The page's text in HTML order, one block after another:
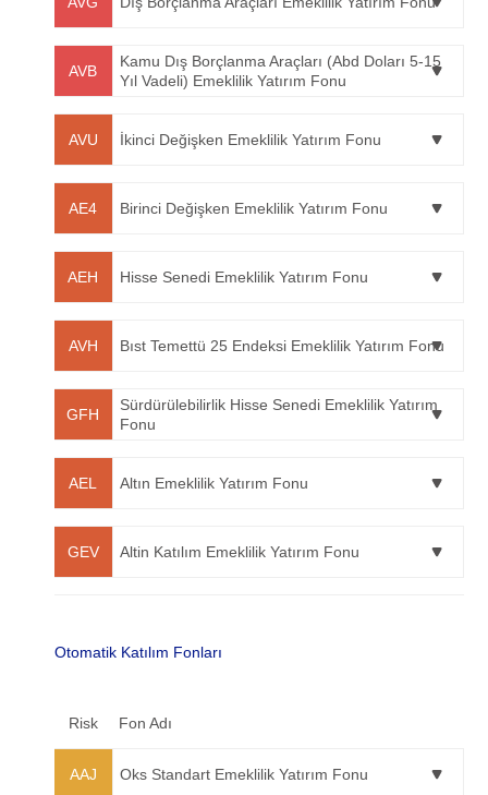
AVB
Kamu Dış Borçlanma Araçları (Abd Doları 5-15
Yıl Vadeli) Emeklilik Yatırım Fonu
AVU İkinci Değişken Emeklilik Yatırım Fonu
AE4 Birinci Değişken Emeklilik Yatırım Fonu
AEH Hisse Senedi Emeklilik Yatırım Fonu
AVH Bıst Temettü 25 Endeksi Emeklilik Yatırım Fonu
GFH
Sürdürülebilirlik Hisse Senedi Emeklilik Yatırım
Fonu
AEL Altın Emeklilik Yatırım Fonu
GEV Altin Katılım Emeklilik Yatırım Fonu
Otomatik Katılım Fonları
Risk Fon Adı
AAJ Oks Standart Emeklilik Yatırım Fonu